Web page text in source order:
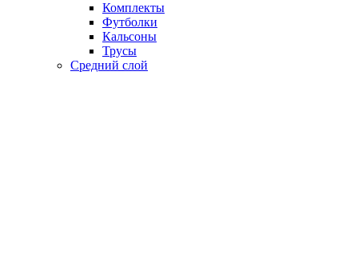
Комплекты
Футболки
Кальсоны
Трусы
Средний слой